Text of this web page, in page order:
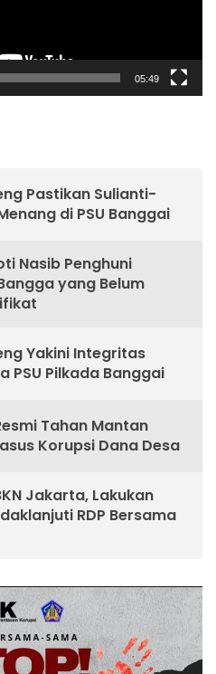
05:49
Pastikan Sulianti-
di PSU Banggai
Nasib Penghuni
yang Belum
Yakini Integritas
PSU Pilkada Banggai
Tahan Mantan
Korupsi Dana Desa
Jakarta, Lakukan
RDP Bersama